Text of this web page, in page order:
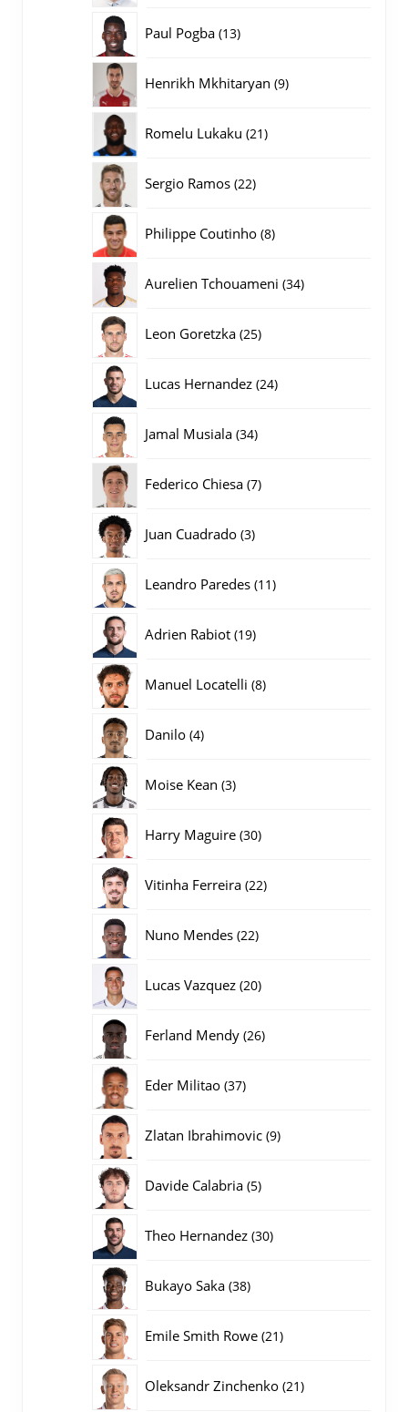
Paul Pogba 1313
Henrikh Mkhitaryan 99
Romelu Lukaku 2121
Sergio Ramos 2222
Philippe Coutinho 88
Aurelien Tchouameni 3434
Leon Goretzka 2525
Lucas Hernandez 2424
Jamal Musiala 3434
Federico Chiesa 77
Juan Cuadrado 33
Leandro Paredes 1111
Adrien Rabiot 1919
Manuel Locatelli 88
Danilo 44
Moise Kean 33
Harry Maguire 3030
Vitinha Ferreira 2222
Nuno Mendes 2222
Lucas Vazquez 2020
Ferland Mendy 2626
Eder Militao 3737
Zlatan Ibrahimovic 99
Davide Calabria 55
Theo Hernandez 3030
Bukayo Saka 3838
Emile Smith Rowe 2121
Oleksandr Zinchenko 2121